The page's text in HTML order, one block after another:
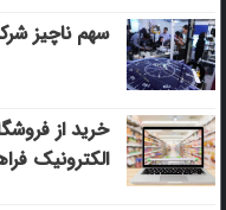
سهم ناچیز
خرید از
الکترونیک